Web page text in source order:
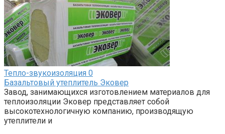
Тепло-звукоизоляция 0
Базальтовый утеплитель Эковер
Завод, занимающихся изготовлением материалов для
теплоизоляции Эковер представляет собой
высокотехнологичную компанию, производящую
утеплители и